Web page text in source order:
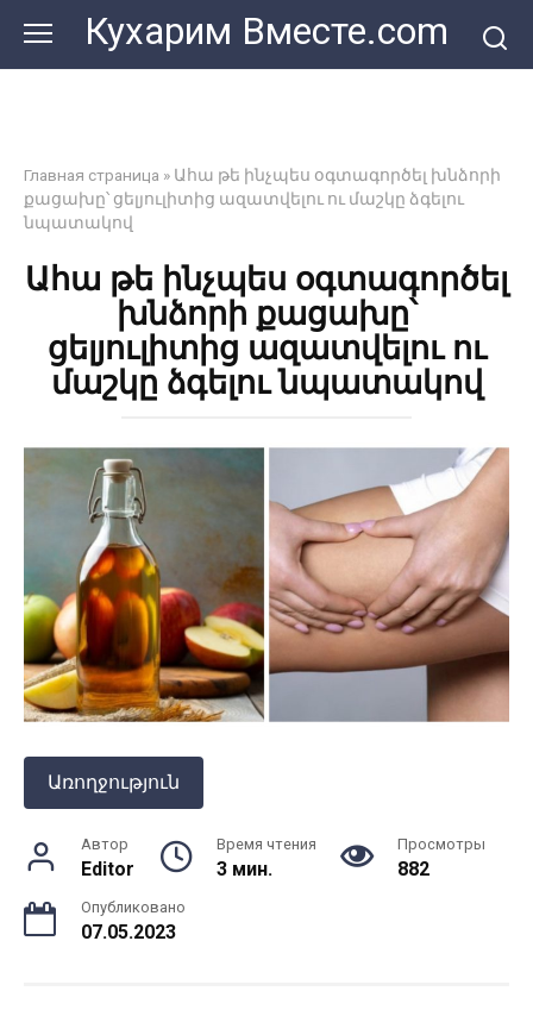
контенту
Кухарим Вместе.com
Главная страница » Ահա թե ինչպես օգտագործել խնձորի
քացախը՝ ցելյուլիտից ազատվելու ու մաշկը ձգելու
նպատակով
Ահա թե ինչպես օգտագործել
խնձորի քացախը՝
ցելյուլիտից ազատվելու ու
մաշկը ձգելու նպատակով
Առողջություն
Автор
Editor
Время чтения
3 мин.
Просмотры
882
Опубликовано
07.05.2023